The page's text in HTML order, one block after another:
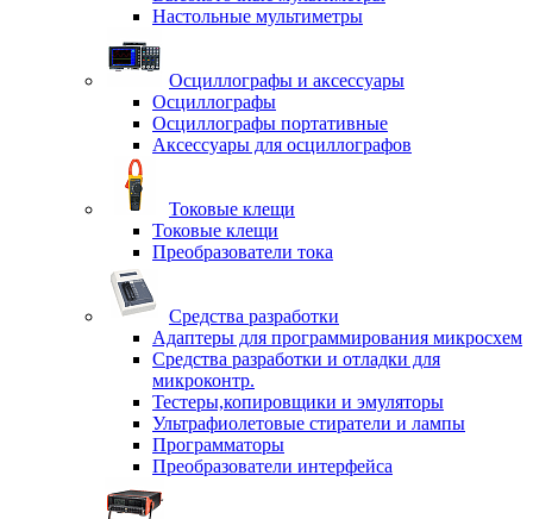
Настольные мультиметры
Осциллографы и аксессуары
Осциллографы
Осциллографы портативные
Аксессуары для осциллографов
Токовые клещи
Токовые клещи
Преобразователи тока
Средства разработки
Адаптеры для программирования микросхем
Средства разработки и отладки для
микроконтр.
Тестеры,копировщики и эмуляторы
Ультрафиолетовые стиратели и лампы
Программаторы
Преобразователи интерфейса